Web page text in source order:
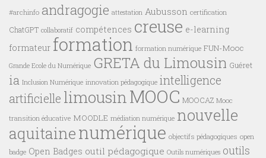
#archinfo andragogie attestation Aubusson certification
ChatGPT collaboratif compétences creuse e-learning
formateur formation formation numérique FUN-Mooc
Grande Ecole du Numérique GRETA du Limousin Guéret
ia Inclusion Numérique innovation pédagogique intelligence
artificielle limousin MOOC MOOCAZ Mooc
transition éducative MOODLE médiation numérique nouvelle
aquitainenumérique objectifs pédagogiques open
badge Open Badges outil pédagogique Outils numériques outils